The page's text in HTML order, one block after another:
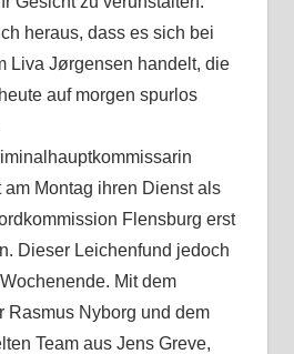
heraus, dass es sich bei
Liva Jørgensen handelt, die
auf morgen spurlos
Montag ihren Dienst als
Flensburg erst
Dieser Leichenfund jedoch
Mit dem
Rasmus Nyborg und dem
Team aus Jens Greve,